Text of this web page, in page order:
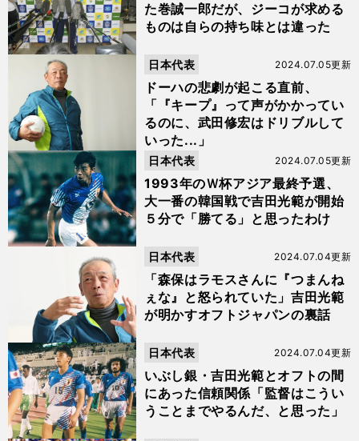
た巻誠一郎だが、ジーコが求める
ものは自らの持ち味とは違った
ドーハの悲劇が起こる直前、
「『キープ』って声がかかってい
るのに、武田修宏はドリブルして
いった...」
2024.07.05更新
日本代表
1993年のＷ杯アジア最終予選、
大一番の韓国戦で吉田光範が開始
５分で「勝てる」と思ったわけ
2024.07.05更新
日本代表
「森保はラモスさんに『つまんね
ぇな』と怒られていた」吉田光範
が明かすオフトジャパンの裏話
2024.07.04更新
日本代表
いぶし銀・吉田光範とオフトの間
にあった信頼関係「監督はこうい
うことまでやるんだ、と思った」
2024.07.04更新
日本代表